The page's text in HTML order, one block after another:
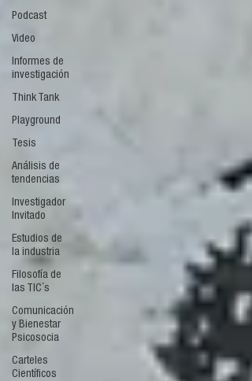
Podcast
Video
Informes de
investigación
Think Tank
Playground
Tesis
Análisis de
tendencias
Investigador
Invitado
Estudios de
la industria
Filosofía de
las TIC´s
Comunicación
y Bienestar
Psicosocia
Carteles
Científicos